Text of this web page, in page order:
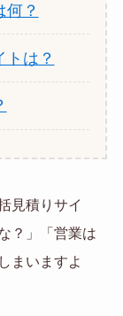
？
は？
見積りサイ
？」「営業は
まいますよ